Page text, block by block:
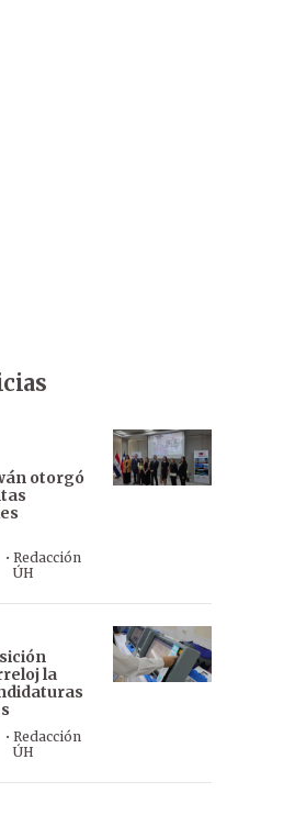
otorgó
· Redacción
ÚH
la
·Redacción
ÚH